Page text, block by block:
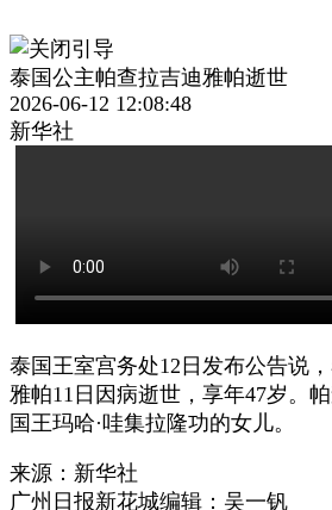
泰国公主帕查拉吉迪雅帕逝世
2026-06-12 12:08:48
新华社
泰国王室宫务处12日发布公告说
雅帕11日因病逝世，享年47岁。
国王玛哈·哇集拉隆功的女儿。
来源：新华社
广州日报新花城编辑：吴一钒